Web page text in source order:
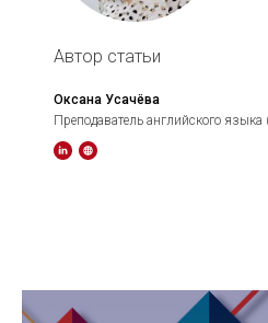
Автор статьи
Оксана Усачёва
Преподаватель английского языка